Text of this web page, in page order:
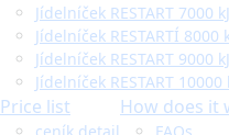
Jídelníček RESTART 7000
Jídelníček RESTARTÍ
Jídelníček RESTART 9000
Jídelníček RESTART
Price list How does it